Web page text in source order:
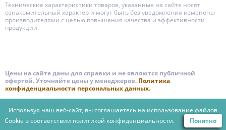
Технические характеристики товаров, указанные на сайте носят
ознакомительный характер и могут быть без уведомления изменены
производителями с целью повышения качества и эффективности
продукции.
Цены на сайте даны для справки и не являются публичной
офертой. Уточняйте цены у менеджеров. Политика
конфиденциальности персональных данных.
Используя наш веб-сайт, вы соглашаетесь на использование файлов
Cookie в соответствии политикой конфиденциальности. Понятно